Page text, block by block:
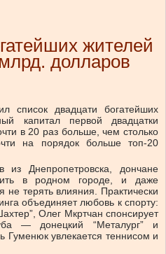
жителей
долларов
список двадцати богатейших
капитал первой двадцатки
в 20 раз больше, чем столько
на порядок больше топ-20
Днепропетровска, дончане
в родном городе, и даже
не терять влияния. Практически
объединяет любовь к спорту:
Олег Мкртчан спонсирует
— донецкий “Металург” и
Гуменюк увлекается теннисом и